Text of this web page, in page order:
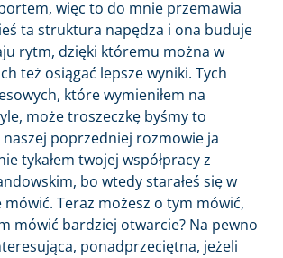
więc to do mnie przemawia
ta struktura napędza i ona buduje
rytm, dzięki któremu można w
też osiągać lepsze wyniki. Tych
które wymieniłem na
może troszeczkę byśmy to
poprzedniej rozmowie ja
tykałem twojej współpracy z
bo wtedy starałeś się w
Teraz możesz o tym mówić,
mówić bardziej otwarcie? Na pewno
ponadprzeciętna, jeżeli